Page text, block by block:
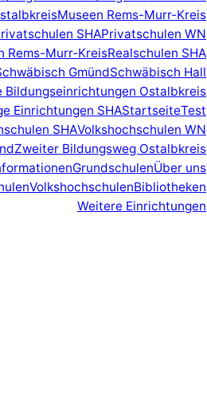
Museen Rems-Murr-Kreis
SHAPrivatschulen WN
Rems-Murr-KreisRealschulen SHA
GmündSchwäbisch Hall
Bildungseinrichtungen Ostalbkreis
Einrichtungen SHAStartseiteTest
SHAVolkshochschulen WN
Zweiter Bildungsweg Ostalbkreis
GrundschulenÜber uns
VolkshochschulenBibliotheken
Weitere Einrichtungen